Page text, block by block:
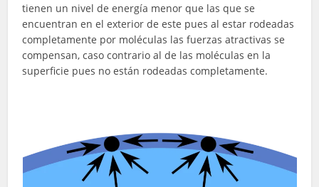
tienen un nivel de energía menor que las que se
encuentran en el exterior de este pues al estar rodeadas
completamente por moléculas las fuerzas atractivas se
compensan, caso contrario al de las moléculas en la
superficie pues no están rodeadas completamente.